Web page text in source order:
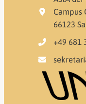
Campus
66123
+49 681